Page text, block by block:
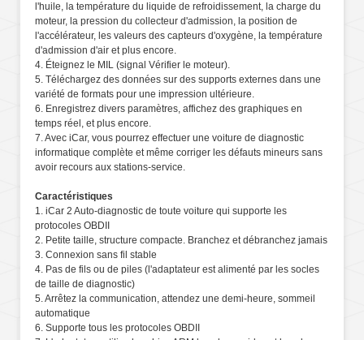
l'huile, la température du liquide de refroidissement, la charge du
moteur, la pression du collecteur d'admission, la position de
l'accélérateur, les valeurs des capteurs d'oxygène, la température
d'admission d'air et plus encore.
4. Éteignez le MIL (signal Vérifier le moteur).
5. Téléchargez des données sur des supports externes dans une
variété de formats pour une impression ultérieure.
6. Enregistrez divers paramètres, affichez des graphiques en
temps réel, et plus encore.
7. Avec iCar, vous pourrez effectuer une voiture de diagnostic
informatique complète et même corriger les défauts mineurs sans
avoir recours aux stations-service.
Caractéristiques
1. iCar 2 Auto-diagnostic de toute voiture qui supporte les
protocoles OBDII
2. Petite taille, structure compacte. Branchez et débranchez jamais
3. Connexion sans fil stable
4. Pas de fils ou de piles (l'adaptateur est alimenté par les socles
de taille de diagnostic)
5. Arrêtez la communication, attendez une demi-heure, sommeil
automatique
6. Supporte tous les protocoles OBDII